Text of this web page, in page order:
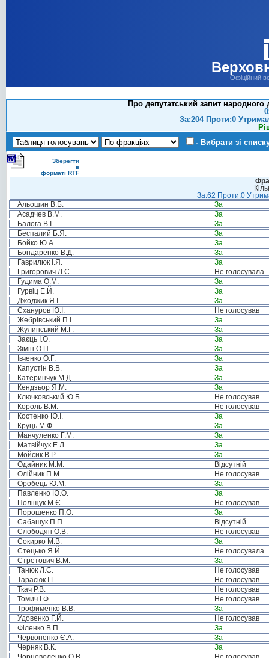
Офіційний
Про депутатський запит
За:204 Проти:0
- Вибрати зі
Зберегти
в
форматі RTF
За:62 Проти:0
Альошин В.Б.
За
Асадчев В.М.
За
Балога В.І.
За
Беспалий Б.Я.
За
Бойко Ю.А.
За
Бондаренко В.Д.
За
Гаврилюк І.Я.
За
Григорович Л.С.
Не голосувала
Гудима О.М.
За
Гурвіц Е.Й.
За
Джоджик Я.І.
За
Єхануров Ю.І.
Не голосував
Жебрівський П.І.
За
Жулинський М.Г.
За
Заєць І.О.
За
Зімін О.П.
За
Івченко О.Г.
За
Капустін В.В.
За
Катеринчук М.Д.
За
Кендзьор Я.М.
За
Ключковський Ю.Б.
Не голосував
Король В.М.
Не голосував
Костенко Ю.І.
За
Круць М.Ф.
За
Манчуленко Г.М.
За
Матвійчук Е.Л.
За
Мойсик В.Р.
За
Одайник М.М.
Відсутній
Олійник П.М.
Не голосував
Оробець Ю.М.
За
Павленко Ю.О.
За
Поліщук М.Є.
Не голосував
Порошенко П.О.
За
Сабашук П.П.
Відсутній
Слободян О.В.
Не голосував
Сокирко М.В.
За
Стецько Я.Й.
Не голосувала
Стретович В.М.
За
Танюк Л.С.
Не голосував
Тарасюк І.Г.
Не голосував
Ткач Р.В.
Не голосував
Томич І.Ф.
Не голосував
Трофименко В.В.
За
Удовенко Г.Й.
Не голосував
Філенко В.П.
За
Червоненко Є.А.
За
Черняк В.К.
За